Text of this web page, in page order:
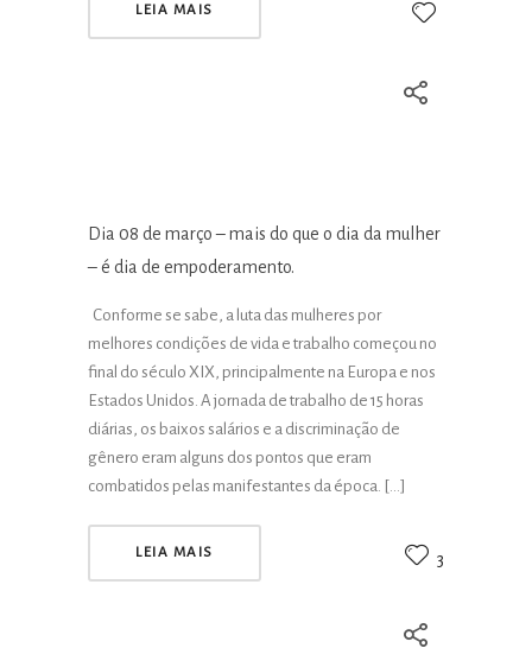
LEIA MAIS
Dia 08 de março – mais do que o dia da mulher
– é dia de empoderamento.
Conforme se sabe, a luta das mulheres por
melhores condições de vida e trabalho começou no
final do século XIX, principalmente na Europa e nos
Estados Unidos. A jornada de trabalho de 15 horas
diárias, os baixos salários e a discriminação de
gênero eram alguns dos pontos que eram
combatidos pelas manifestantes da época. […]
LEIA MAIS 3